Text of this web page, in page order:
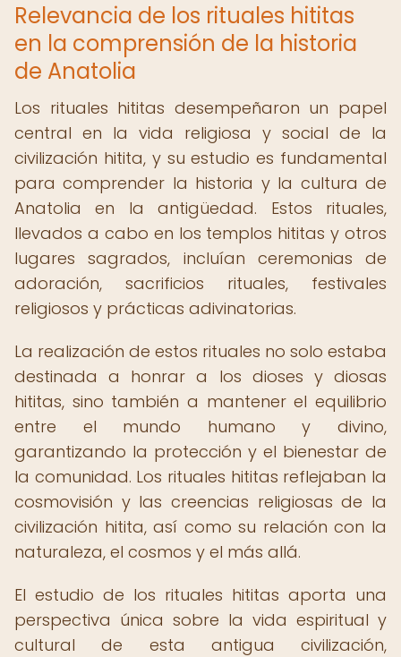
Relevancia de los rituales hititas
en la comprensión de la historia
de Anatolia
Los rituales hititas desempeñaron un papel
central en la vida religiosa y social de la
civilización hitita, y su estudio es fundamental
para comprender la historia y la cultura de
Anatolia en la antigüedad. Estos rituales,
llevados a cabo en los templos hititas y otros
lugares sagrados, incluían ceremonias de
adoración, sacrificios rituales, festivales
religiosos y prácticas adivinatorias.
La realización de estos rituales no solo estaba
destinada a honrar a los dioses y diosas
hititas, sino también a mantener el equilibrio
entre el mundo humano y divino,
garantizando la protección y el bienestar de
la comunidad. Los rituales hititas reflejaban la
cosmovisión y las creencias religiosas de la
civilización hitita, así como su relación con la
naturaleza, el cosmos y el más allá.
El estudio de los rituales hititas aporta una
perspectiva única sobre la vida espiritual y
cultural de esta antigua civilización,